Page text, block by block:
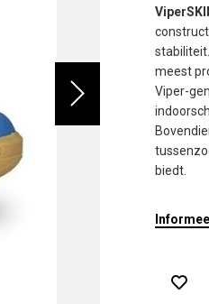
meest
Viper-
biedt.